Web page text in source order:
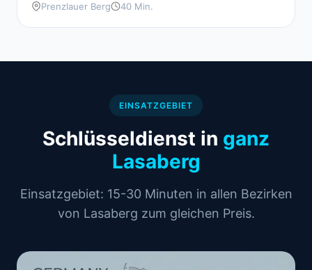
Prenzlauer Berg 40 Min.
EINSATZGEBIET
Schlüsseldienst in ganz
Lasaberg
Einsatzgebiet: 15-30 Minuten in allen Bezirken
von Lasaberg zum gleichen Preis.